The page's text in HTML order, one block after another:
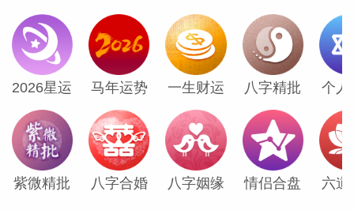
今日发生在即时关注宫的日食可能带来突
变。工作任务可能需要更多科技手段完成，
通勤方式或将改变。例如你可能长期乘坐公
共交通通勤，如今却准备改为自驾。这个决
定将仓促作出，且出乎你意料。
摩羯座
2026星运 马年运势 一生财运 八字精批 个人
紫微精批 八字合婚 八字姻缘 情侣合盘 六道